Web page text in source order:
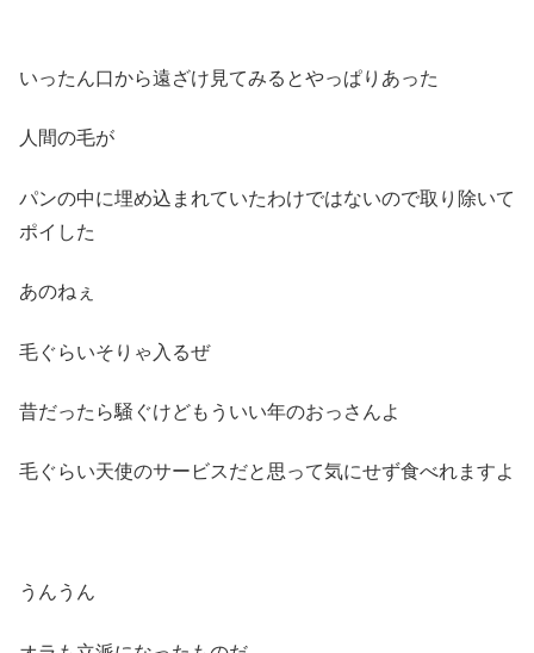
いったん口から遠ざけ見てみるとやっぱりあった
人間の毛が
パンの中に埋め込まれていたわけではないので取り除いて
ポイした
あのねぇ
毛ぐらいそりゃ入るぜ
昔だったら騒ぐけどもういい年のおっさんよ
毛ぐらい天使のサービスだと思って気にせず食べれますよ
うんうん